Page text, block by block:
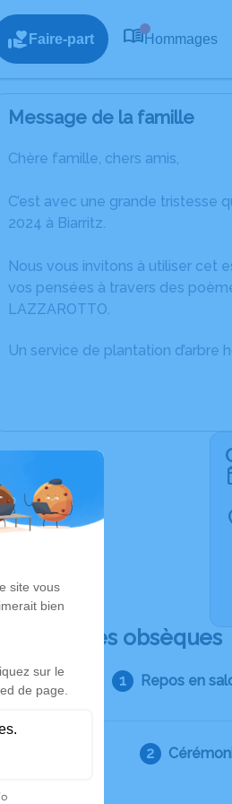
Faire-part Hommages
Message de la famille
Chère famille, chers amis,
C’est avec une grande tristesse
2024 à Biarritz.
Nous vous invitons à utiliser cet
vos pensées à travers des
LAZZAROTTO.
Un service de plantation d’arbre
Déroulé des obsèques
Repos en